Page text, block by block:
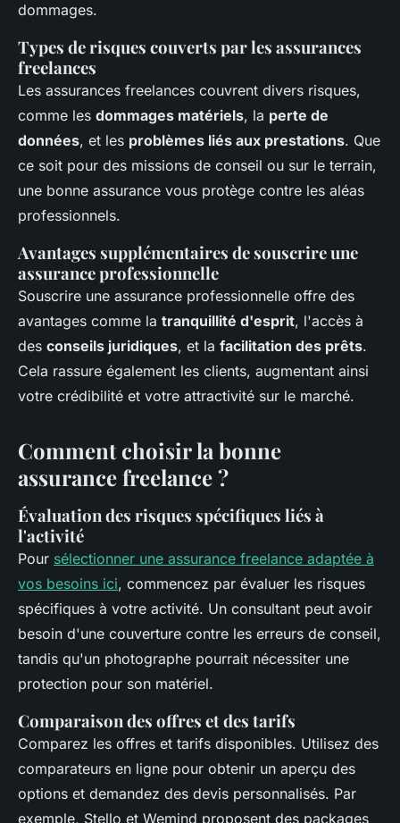
dommages.
Types de risques couverts par les assurances
freelances
Les assurances freelances couvrent divers risques,
comme les dommages matériels, la perte de
données, et les problèmes liés aux prestations. Que
ce soit pour des missions de conseil ou sur le terrain,
une bonne assurance vous protège contre les aléas
professionnels.
Avantages supplémentaires de souscrire une
assurance professionnelle
Souscrire une assurance professionnelle offre des
avantages comme la tranquillité d'esprit, l'accès à
des conseils juridiques, et la facilitation des prêts.
Cela rassure également les clients, augmentant ainsi
votre crédibilité et votre attractivité sur le marché.
Comment choisir la bonne
assurance freelance ?
Évaluation des risques spécifiques liés à
l'activité
Pour sélectionner une assurance freelance adaptée à
vos besoins ici, commencez par évaluer les risques
spécifiques à votre activité. Un consultant peut avoir
besoin d'une couverture contre les erreurs de conseil,
tandis qu'un photographe pourrait nécessiter une
protection pour son matériel.
Comparaison des offres et des tarifs
Comparez les offres et tarifs disponibles. Utilisez des
comparateurs en ligne pour obtenir un aperçu des
options et demandez des devis personnalisés. Par
exemple, Stello et Wemind proposent des packages